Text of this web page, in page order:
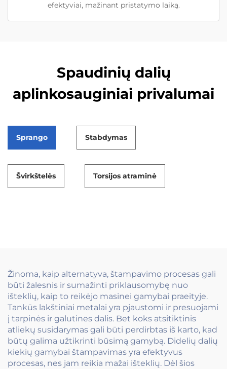
efektyviai, mažinant pristatymo laiką.
Spaudinių dalių
aplinkosauginiai privalumai
Sprango Stabdymas
Švirkštelės Torsijos atraminė
Žinoma, kaip alternatyva, štampavimo procesas gali
būti žalesnis ir sumažinti priklausomybę nuo
išteklių, kaip to reikėjo masinei gamybai praeityje.
Tankūs lakštiniai metalai yra pjaustomi ir presuojami
į tarpinės ir galutines dalis. Bet koks atsitiktinis
atliekų susidarymas gali būti perdirbtas iš karto, kad
būtų galima užtikrinti būsimą gamybą. Didelių dalių
kiekių gamybai štampavimas yra efektyvus
procesas, nes jam reikia mažai išteklių. Dėl šios